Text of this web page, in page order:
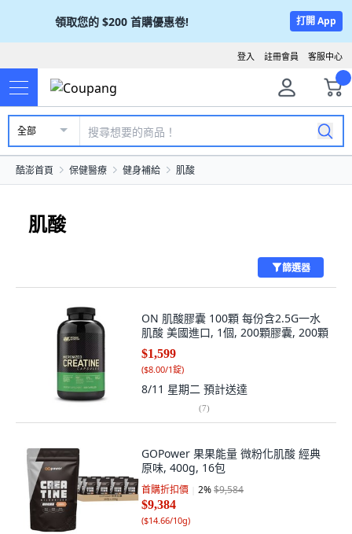
領取您的 $200 首購優惠卷! 打開 App
客服中心
註冊會員
登入
全部
酷澎首頁 保健醫療 健身補給 肌酸
肌酸
篩選器
ON 肌酸膠囊 100顆 每份含2.5G一水
肌酸 美國進口, 1個, 200顆膠囊, 200顆
$1,599
($8.00/1錠)
8/11 星期二 預計送達
(7)
GOPower 果果能量 微粉化肌酸 經典
原味, 400g, 16包
首購折扣價 2%$9,584
$9,384
($14.66/10g)